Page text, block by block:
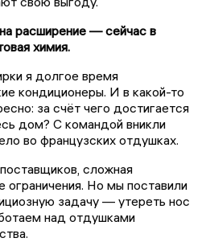
расширение — сейчас в
химия.
я долгое время
кондиционеры. И в какой-то
за счёт чего достигается
дом? С командой вникли
во французских отдушках.
сложная
ограничения. Но мы поставили
задачу — утереть нос
над отдушками